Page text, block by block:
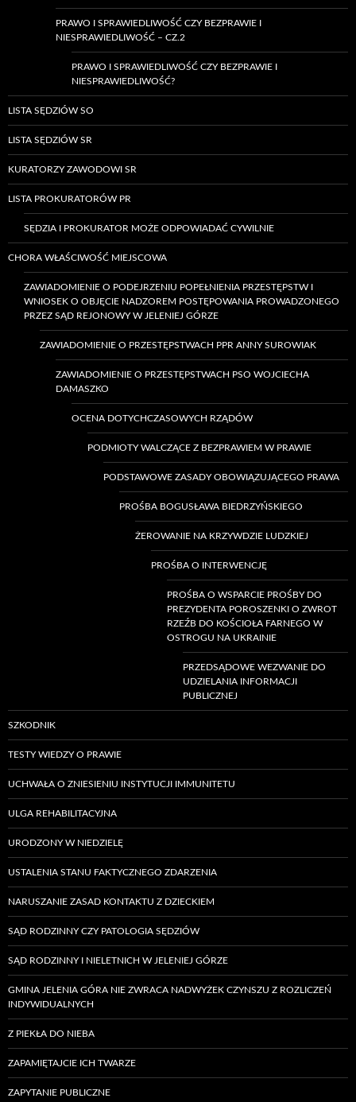
PRAWO I SPRAWIEDLIWOŚĆ CZY BEZPRAWIE I
NIESPRAWIEDLIWOŚĆ – CZ.2
PRAWO I SPRAWIEDLIWOŚĆ CZY BEZPRAWIE I
NIESPRAWIEDLIWOŚĆ?
LISTA SĘDZIÓW SO
LISTA SĘDZIÓW SR
KURATORZY ZAWODOWI SR
LISTA PROKURATORÓW PR
SĘDZIA I PROKURATOR MOŻE ODPOWIADAĆ CYWILNIE
CHORA WŁAŚCIWOŚĆ MIEJSCOWA
ZAWIADOMIENIE O PODEJRZENIU POPEŁNIENIA PRZESTĘPSTW I
WNIOSEK O OBJĘCIE NADZOREM POSTĘPOWANIA PROWADZONEGO
PRZEZ SĄD REJONOWY W JELENIEJ GÓRZE
ZAWIADOMIENIE O PRZESTĘPSTWACH PPR ANNY SUROWIAK
ZAWIADOMIENIE O PRZESTĘPSTWACH PSO WOJCIECHA
DAMASZKO
OCENA DOTYCHCZASOWYCH RZĄDÓW
PODMIOTY WALCZĄCE Z BEZPRAWIEM W PRAWIE
PODSTAWOWE ZASADY OBOWIĄZUJĄCEGO PRAWA
PROŚBA BOGUSŁAWA BIEDRZYŃSKIEGO
ŻEROWANIE NA KRZYWDZIE LUDZKIEJ
PROŚBA O INTERWENCJĘ
PROŚBA O WSPARCIE PROŚBY DO
PREZYDENTA POROSZENKI O ZWROT
RZEŹB DO KOŚCIOŁA FARNEGO W
OSTROGU NA UKRAINIE
PRZEDSĄDOWE WEZWANIE DO
UDZIELANIA INFORMACJI
PUBLICZNEJ
SZKODNIK
TESTY WIEDZY O PRAWIE
UCHWAŁA O ZNIESIENIU INSTYTUCJI IMMUNITETU
ULGA REHABILITACYJNA
URODZONY W NIEDZIELĘ
USTALENIA STANU FAKTYCZNEGO ZDARZENIA
NARUSZANIE ZASAD KONTAKTU Z DZIECKIEM
SĄD RODZINNY CZY PATOLOGIA SĘDZIÓW
SĄD RODZINNY I NIELETNICH W JELENIEJ GÓRZE
GMINA JELENIA GÓRA NIE ZWRACA NADWYŻEK CZYNSZU Z ROZLICZEŃ
INDYWIDUALNYCH
Z PIEKŁA DO NIEBA
ZAPAMIĘTAJCIE ICH TWARZE
ZAPYTANIE PUBLICZNE